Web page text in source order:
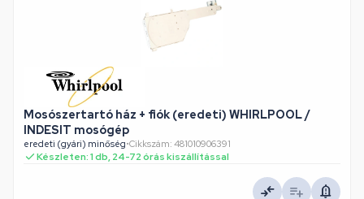
Mosószertartó ház + fiók (eredeti) WHIRLPOOL /
INDESIT mosógép
eredeti (gyári) minőség•Cikkszám: 481010906391
Készleten: 1 db, 24-72 órás kiszállítással